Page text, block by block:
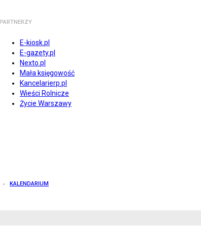
PARTNERZY
E-kiosk.pl
E-gazety.pl
Nexto.pl
Mała księgowość
Kancelarierp.pl
Wieści Rolnicze
Życie Warszawy
KALENDARIUM